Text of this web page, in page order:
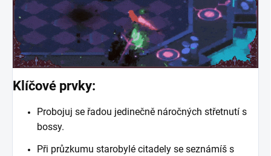
Klíčové prvky:
Probojuj se řadou jedinečně náročných střetnutí s
bossy.
Při průzkumu starobylé citadely se seznámíš s